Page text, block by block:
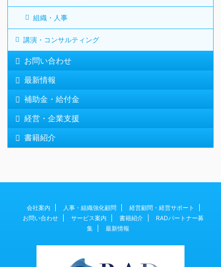
組織・人事
講演・コンサルティング
お問い合わせ
最新情報
補助金・給付金
経営・企業支援
書籍紹介
会社案内 人事・組織強化顧問
経営顧問・経営サポート
お問い合わせ
サービス案内 書籍紹介
RADパートナー募
集
最新情報